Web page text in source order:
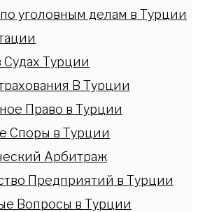
уголовным делам в Турции
Судах Турции
В Турции
Право в Турции
Споры в Турции
Арбитраж
Предприятий в Турции
Вопросы в Турции